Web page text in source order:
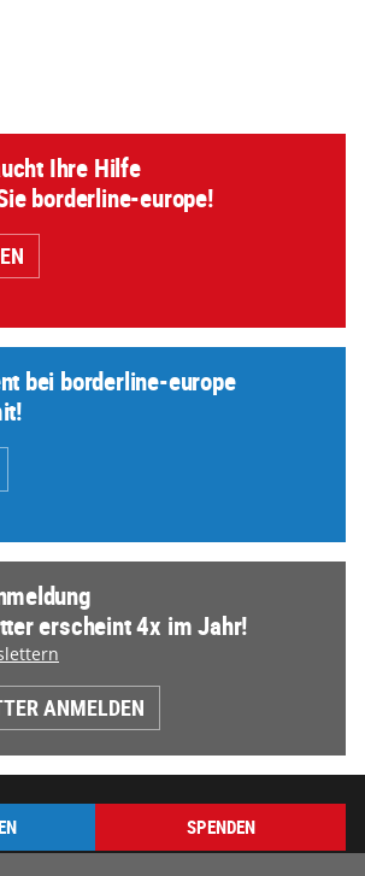
Ihre Hilfe
borderline-europe!
bei borderline-europe
erscheint 4x im Jahr!
ANMELDEN
SPENDEN